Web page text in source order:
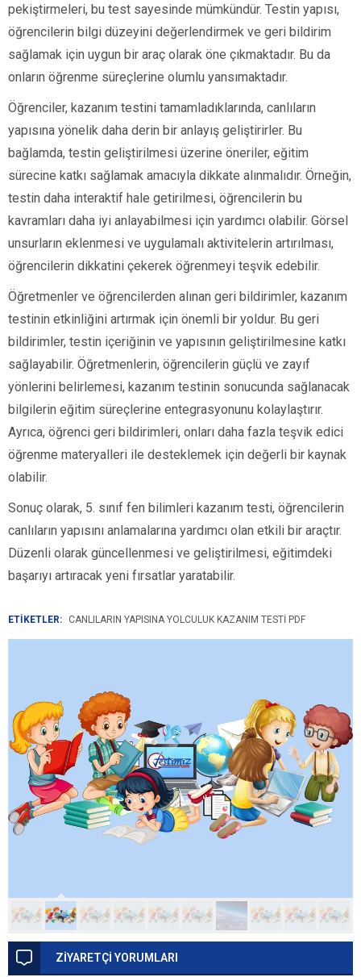
pekiştirmeleri, bu test sayesinde mümkündür. Testin yapısı,
öğrencilerin bilgi düzeyini değerlendirmek ve geri bildirim
sağlamak için uygun bir araç olarak öne çıkmaktadır. Bu da
onların öğrenme süreçlerine olumlu yansımaktadır.
Öğrenciler, kazanım testini tamamladıklarında, canlıların
yapısına yönelik daha derin bir anlayış geliştirirler. Bu
bağlamda, testin geliştirilmesi üzerine öneriler, eğitim
sürecine katkı sağlamak amacıyla dikkate alınmalıdır. Örneğin,
testin daha interaktif hale getirilmesi, öğrencilerin bu
kavramları daha iyi anlayabilmesi için yardımcı olabilir. Görsel
unsurların eklenmesi ve uygulamalı aktivitelerin artırılması,
öğrencilerin dikkatini çekerek öğrenmeyi teşvik edebilir.
Öğretmenler ve öğrencilerden alınan geri bildirimler, kazanım
testinin etkinliğini artırmak için önemli bir yoldur. Bu geri
bildirimler, testin içeriğinin ve yapısının geliştirilmesine katkı
sağlayabilir. Öğretmenlerin, öğrencilerin güçlü ve zayıf
yönlerini belirlemesi, kazanım testinin sonucunda sağlanacak
bilgilerin eğitim süreçlerine entegrasyonunu kolaylaştırır.
Ayrıca, öğrenci geri bildirimleri, onları daha fazla teşvik edici
öğrenme materyalleri ile desteklemek için değerli bir kaynak
olabilir.
Sonuç olarak, 5. sınıf fen bilimleri kazanım testi, öğrencilerin
canlıların yapısını anlamalarına yardımcı olan etkili bir araçtır.
Düzenli olarak güncellenmesi ve geliştirilmesi, eğitimdeki
başarıyı artıracak yeni fırsatlar yaratabilir.
ETİKETLER: CANLILARIN YAPISINA YOLCULUK KAZANIM TESTI PDF
ZİYARETÇİ YORUMLARI